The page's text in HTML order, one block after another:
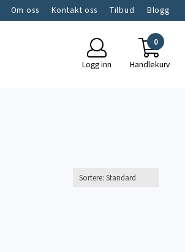
Om oss Kontakt oss Tilbud Blogg
Logg inn
0
Handlekurv